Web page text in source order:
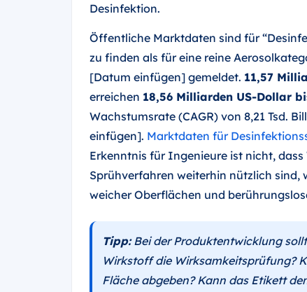
Desinfektion.
Öffentliche Marktdaten sind für
zu finden als für eine reine
[Datum einfügen] gemeldet. 11,57
erreichen 18,56 Milliarden US-Dollar
Wachstumsrate (CAGR) von 8,21 Tsd.
einfügen]. Marktdaten für
Erkenntnis für Ingenieure ist nicht,
Sprühverfahren weiterhin nützlich sind,
weicher Oberflächen und
Tipp:Bei der Produktentwicklung
Wirkstoff die Wirksamkeitsprüfung?
Fläche abgeben? Kann das Etikett